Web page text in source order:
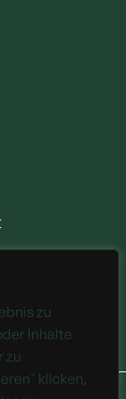
zu
Inhalte
zu
klicken,